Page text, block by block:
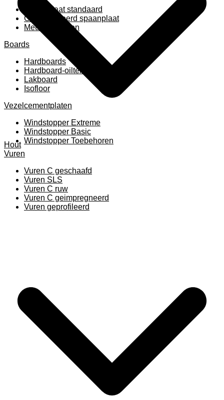
Spaanplaat standaard
Geplastificeerd spaanplaat
Meubelpanelen
Boards
Hardboards
Hardboard-oiltemperated
Lakboard
Isofloor
Vezelcementplaten
Windstopper Extreme
Windstopper Basic
Windstopper Toebehoren
Hout
Vuren
Vuren C geschaafd
Vuren SLS
Vuren C ruw
Vuren C geimpregneerd
Vuren geprofileerd